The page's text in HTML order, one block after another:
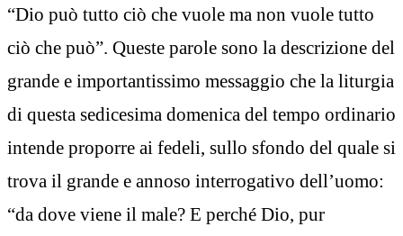
“Dio può tutto ciò che vuole ma non vuole tutto
ciò che può”. Queste parole sono la descrizione del
grande e importantissimo messaggio che la liturgia
di questa sedicesima domenica del tempo ordinario
intende proporre ai fedeli, sullo sfondo del quale si
trova il grande e annoso interrogativo dell’uomo:
“da dove viene il male? E perché Dio, pur